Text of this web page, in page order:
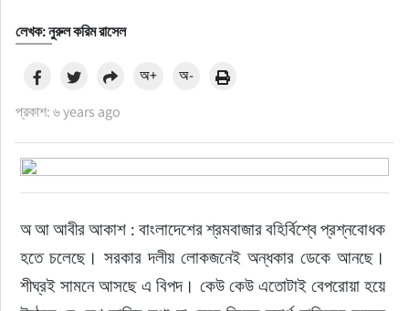
লেখক: নুরুল করিম রাসেল
প্রকাশ: ৬ years ago
অ+ অ-
অ আ আবীর আকাশ : বাংলাদেশের শ্রমবাজার বহির্বিশ্বে প্রশ্নবোধক
হতে চলেছে। সরকার দলীয় লোকজনেই অন্ধকার ডেকে আনছে।
শীঘ্রই সামনে আসছে এ বিপদ। কেউ কেউ এতোটাই বেপরোয়া হয়ে